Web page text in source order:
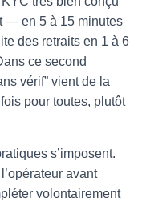
— en 5 à 15 minutes
des retraits en 1 à 6
ce second
vérif” vient de la
pour toutes, plutôt
s’imposent.
avant
volontairement